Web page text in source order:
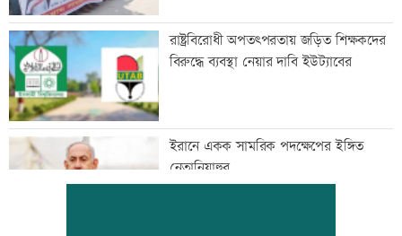
রাষ্ট্রবিরোধী অপতৎপরতায় জড়িত শিক্ষকদের
বিরুদ্ধে ব্যবস্থা নেয়ার দাবি ইউট্যাবের
ইরানে একক সামরিক পদক্ষেপের ইঙ্গিত
নেতানিয়াহুর